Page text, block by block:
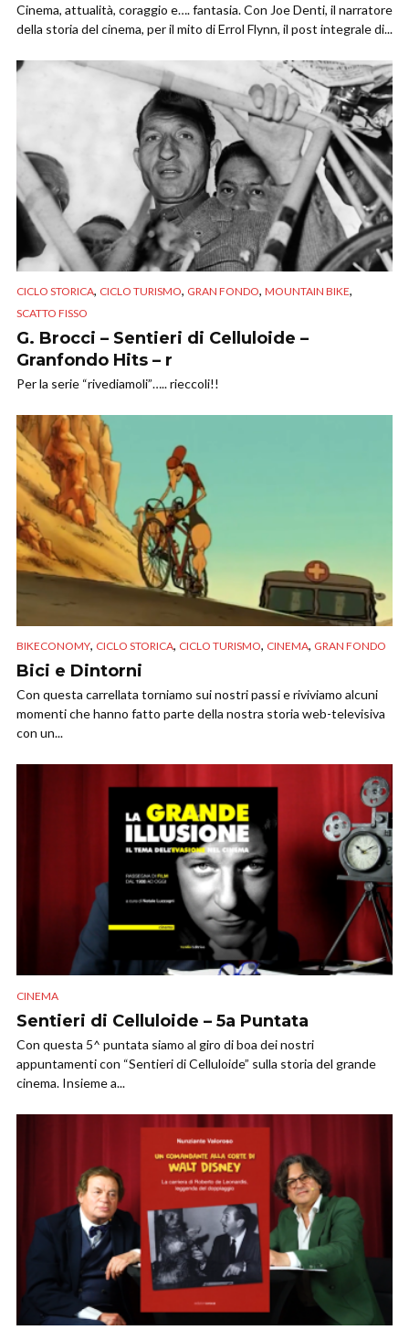
Cinema, attualità, coraggio e…. fantasia. Con Joe Denti, il narratore
della storia del cinema, per il mito di Errol Flynn, il post integrale di...
CICLO STORICA, CICLO TURISMO, GRAN FONDO, MOUNTAIN BIKE,
SCATTO FISSO
G. Brocci – Sentieri di Celluloide –
Granfondo Hits – r
Per la serie “rivediamoli”….. rieccoli!!
BIKECONOMY, CICLO STORICA, CICLO TURISMO, CINEMA, GRAN FONDO
Bici e Dintorni
Con questa carrellata torniamo sui nostri passi e riviviamo alcuni
momenti che hanno fatto parte della nostra storia web-televisiva
con un...
CINEMA
Sentieri di Celluloide – 5a Puntata
Con questa 5^ puntata siamo al giro di boa dei nostri
appuntamenti con “Sentieri di Celluloide” sulla storia del grande
cinema. Insieme a...